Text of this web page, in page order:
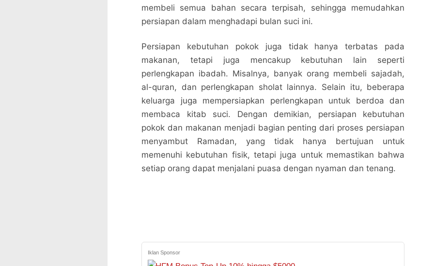
membeli semua bahan secara terpisah, sehingga memudahkan
persiapan dalam menghadapi bulan suci ini.
Persiapan kebutuhan pokok juga tidak hanya terbatas pada
makanan, tetapi juga mencakup kebutuhan lain seperti
perlengkapan ibadah. Misalnya, banyak orang membeli sajadah,
al-quran, dan perlengkapan sholat lainnya. Selain itu, beberapa
keluarga juga mempersiapkan perlengkapan untuk berdoa dan
membaca kitab suci. Dengan demikian, persiapan kebutuhan
pokok dan makanan menjadi bagian penting dari proses persiapan
menyambut Ramadan, yang tidak hanya bertujuan untuk
memenuhi kebutuhan fisik, tetapi juga untuk memastikan bahwa
setiap orang dapat menjalani puasa dengan nyaman dan tenang.
Iklan Sponsor